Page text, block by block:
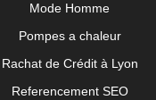
Mode Homme
Pompes a chaleur
Rachat de Crédit à Lyon
Referencement SEO